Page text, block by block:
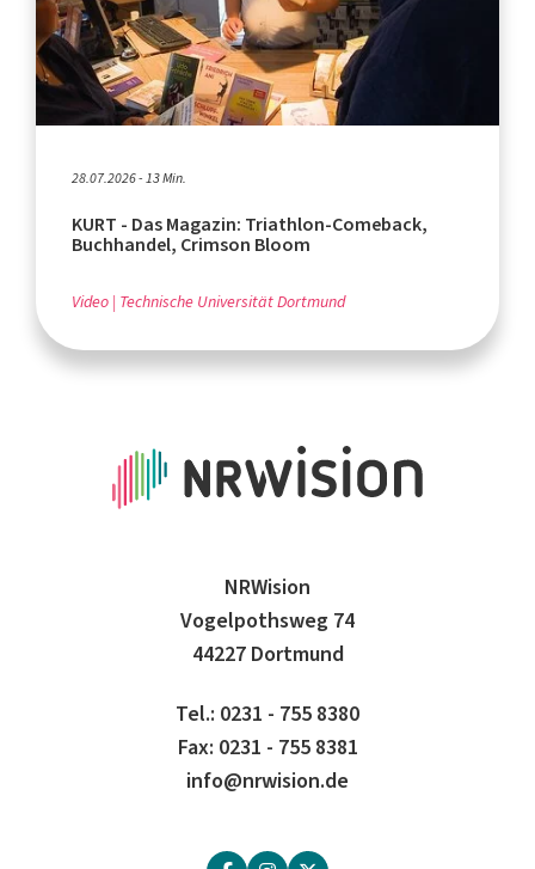
28.07.2026 - 13 Min.
KURT - Das Magazin: Triathlon-Comeback,
Buchhandel, Crimson Bloom
Video Technische Universität Dortmund
NRWision
Vogelpothsweg 74
44227 Dortmund
Tel.: 0231 - 755 8380
Fax: 0231 - 755 8381
info@nrwision.de